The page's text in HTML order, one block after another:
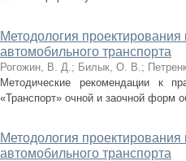
Методология
автомобильного транспорта
Рогожин, В. Д.; Билык, О. В.;
Методические рекомендации к
«Транспорт» очной и заочной форм
Методология
автомобильного транспорта